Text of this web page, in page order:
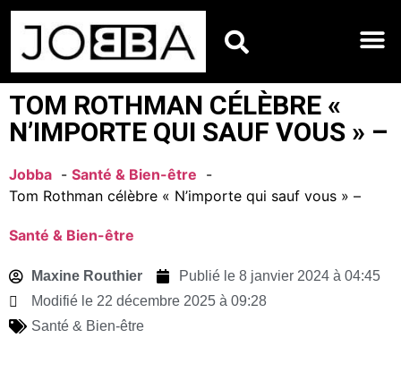
TOM ROTHMAN CÉLÈBRE «
N’IMPORTE QUI SAUF VOUS » –
Jobba
Santé & Bien-être
Tom Rothman célèbre « N’importe qui sauf vous » –
Santé & Bien-être
Maxine Routhier Publié le 8 janvier 2024 à 04:45
Modifié le 22 décembre 2025 à 09:28
Santé & Bien-être